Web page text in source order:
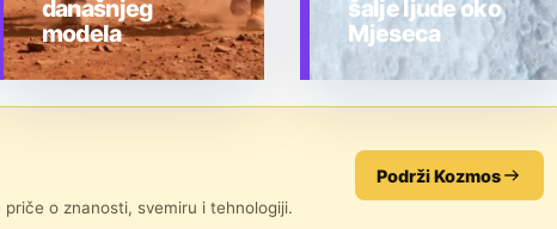
današnjeg
modela
šalje ljude oko
Mjeseca
o znanosti, svemiru i tehnologiji.
Podrži Kozmos